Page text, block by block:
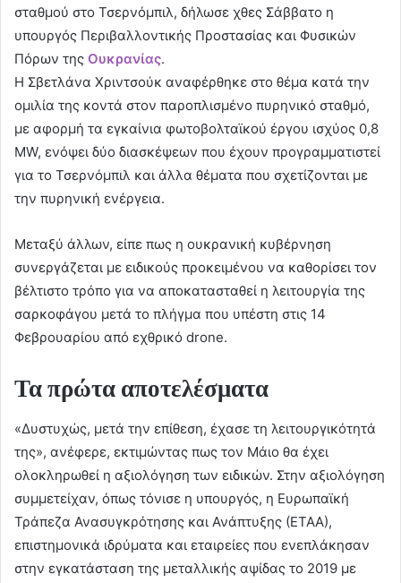
σταθμού στο Τσερνόμπιλ, δήλωσε χθες Σάββατο η
υπουργός Περιβαλλοντικής Προστασίας και Φυσικών
Πόρων της Ουκρανίας.
Η Σβετλάνα Χριντσούκ αναφέρθηκε στο θέμα κατά την
ομιλία της κοντά στον παροπλισμένο πυρηνικό σταθμό,
με αφορμή τα εγκαίνια φωτοβολταϊκού έργου ισχύος 0,8
MW, ενόψει δύο διασκέψεων που έχουν προγραμματιστεί
για το Τσερνόμπιλ και άλλα θέματα που σχετίζονται με
την πυρηνική ενέργεια.
Μεταξύ άλλων, είπε πως η ουκρανική κυβέρνηση
συνεργάζεται με ειδικούς προκειμένου να καθορίσει τον
βέλτιστο τρόπο για να αποκατασταθεί η λειτουργία της
σαρκοφάγου μετά το πλήγμα που υπέστη στις 14
Φεβρουαρίου από εχθρικό drone.
Τα πρώτα αποτελέσματα
«Δυστυχώς, μετά την επίθεση, έχασε τη λειτουργικότητά
της», ανέφερε, εκτιμώντας πως τον Μάιο θα έχει
ολοκληρωθεί η αξιολόγηση των ειδικών. Στην αξιολόγηση
συμμετείχαν, όπως τόνισε η υπουργός, η Ευρωπαϊκή
Τράπεζα Ανασυγκρότησης και Ανάπτυξης (ΕΤΑΑ),
επιστημονικά ιδρύματα και εταιρείες που ενεπλάκησαν
στην εγκατάσταση της μεταλλικής αψίδας το 2019 με